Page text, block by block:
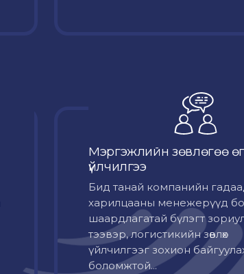
Мэргэжлийн зөвлөгөө
үйлчилгээ
Бид танай компанийн
харилцааны менежерүүд
шаардлагатай бүлэгт
тээвэр, логистикийн зөвлөх
үйлчилгээг зохион
боломжтой...